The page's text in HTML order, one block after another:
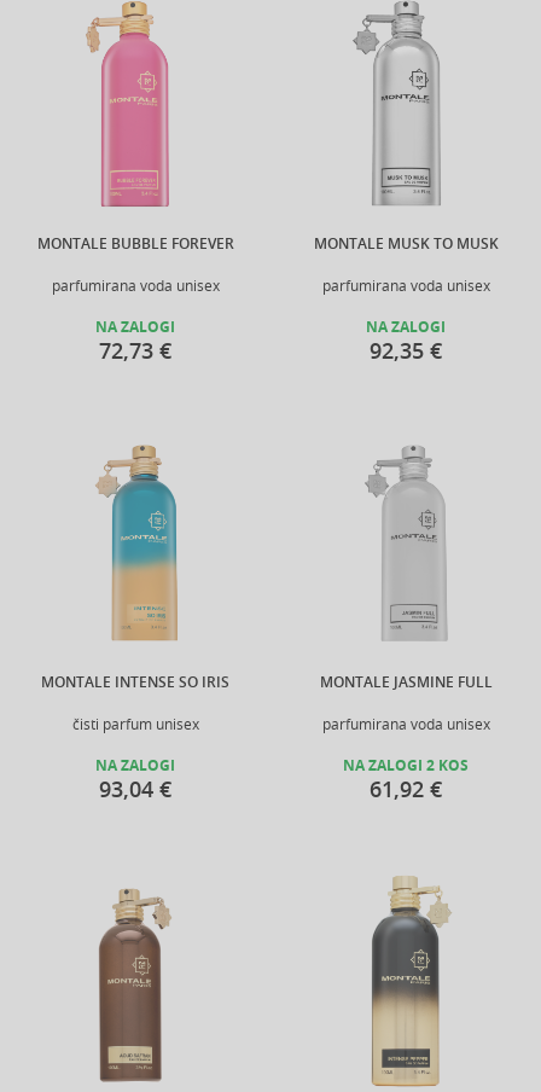
MONTALE BUBBLE FOREVER
parfumirana voda unisex
NA ZALOGI
72,73 €
MONTALE MUSK TO MUSK
parfumirana voda unisex
NA ZALOGI
92,35 €
MONTALE INTENSE SO IRIS
čisti parfum unisex
NA ZALOGI
93,04 €
MONTALE JASMINE FULL
parfumirana voda unisex
NA ZALOGI 2 KOS
61,92 €